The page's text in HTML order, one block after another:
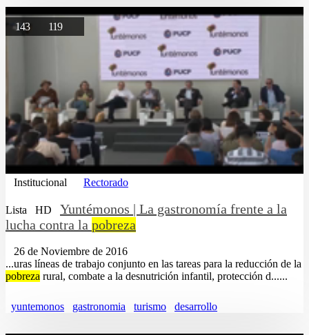
143 119
Institucional Rectorado
Lista HD
Yuntémonos | La gastronomía frente a la
lucha contra la pobreza
26 de Noviembre de 2016
...uras líneas de trabajo conjunto en las tareas para la reducción de la
pobreza rural, combate a la desnutrición infantil, protección d......
yuntemonos gastronomia turismo desarrollo